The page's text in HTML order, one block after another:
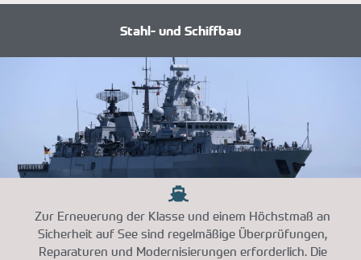
Stahl- und Schiffbau
Zur Erneuerung der Klasse und einem Höchstmaß an
Sicherheit auf See sind regelmäßige Überprüfungen,
Reparaturen und Modernisierungen erforderlich. Die